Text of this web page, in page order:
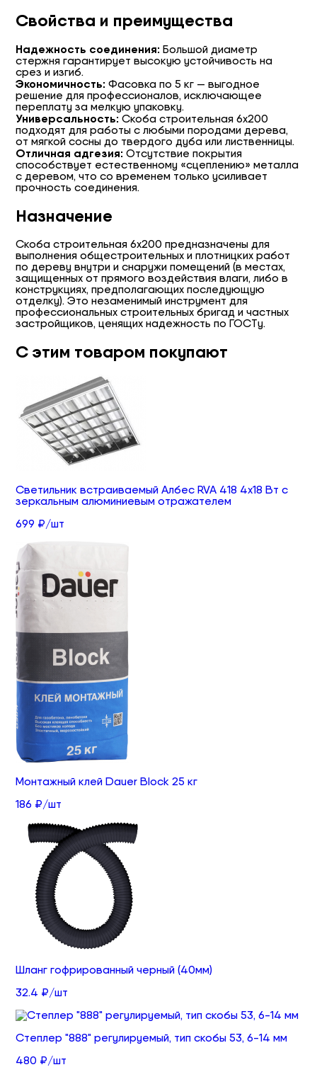
Свойства и преимущества
Надежность соединения: Большой диаметр
стержня гарантирует высокую устойчивость на
срез и изгиб.
Экономичность: Фасовка по 5 кг — выгодное
решение для профессионалов, исключающее
переплату за мелкую упаковку.
Универсальность: Скоба строительная 6х200
подходят для работы с любыми породами дерева,
от мягкой сосны до твердого дуба или лиственницы.
Отличная адгезия: Отсутствие покрытия
способствует естественному «сцеплению» металла
с деревом, что со временем только усиливает
прочность соединения.
Назначение
Скоба строительная 6х200 предназначены для
выполнения общестроительных и плотницких работ
по дереву внутри и снаружи помещений (в местах,
защищенных от прямого воздействия влаги, либо в
конструкциях, предполагающих последующую
отделку). Это незаменимый инструмент для
профессиональных строительных бригад и частных
застройщиков, ценящих надежность по ГОСТу.
С этим товаром покупают
Светильник встраиваемый Албес RVA 418 4х18 Вт с
зеркальным алюминиевым отражателем
699 ₽/шт
Монтажный клей Dauer Block 25 кг
186 ₽/шт
Шланг гофрированный черный (40мм)
32.4 ₽/шт
Степлер "888" регулируемый, тип скобы 53, 6-14 мм
480 ₽/шт